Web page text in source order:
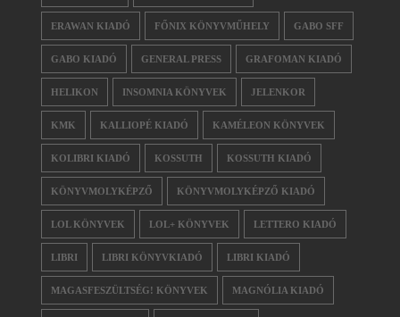
ERAWAN KIADÓ FŐNIX KÖNYVMŰHELY GABO SFF
GABO KIADÓ GENERAL PRESS GRAFOMAN KIADÓ
HELIKON INSOMNIA KÖNYVEK JELENKOR
KMK KALLIOPÉ KIADÓ KAMÉLEON KÖNYVEK
KOLIBRI KIADÓ KOSSUTH KOSSUTH KIADÓ
KÖNYVMOLYKÉPZŐ KÖNYVMOLYKÉPZŐ KIADÓ
LOL KÖNYVEK LOL+ KÖNYVEK LETTERO KIADÓ
LIBRI LIBRI KÖNYVKIADÓ LIBRI KIADÓ
MAGASFESZÜLTSÉG! KÖNYVEK MAGNÓLIA KIADÓ